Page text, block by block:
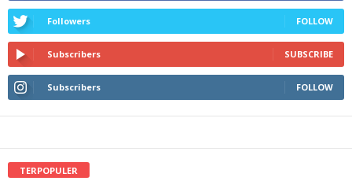
Followers FOLLOW
Subscribers SUBSCRIBE
Subscribers FOLLOW